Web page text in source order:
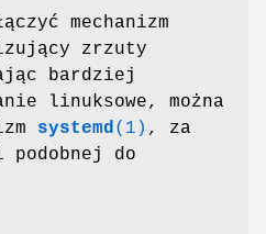
mechanizm
zrzuty
bardziej
linuksowe, można
systemd(1) , za
podobnej do